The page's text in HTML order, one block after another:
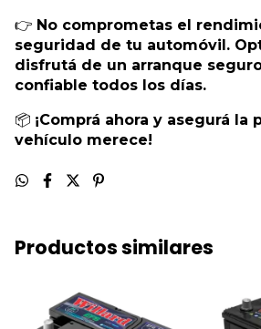
👉 No comprometas el
seguridad de tu automóvil.
disfrutá de un arranque
confiable todos los días.
📦 ¡Comprá ahora y asegurá la
vehículo merece!
Productos similares